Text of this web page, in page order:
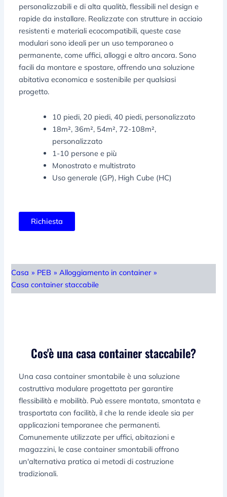
personalizzabili e di alta qualità, flessibili nel design e
rapide da installare. Realizzate con strutture in acciaio
resistenti e materiali ecocompatibili, queste case
modulari sono ideali per un uso temporaneo o
permanente, come uffici, alloggi e altro ancora. Sono
facili da montare e spostare, offrendo una soluzione
abitativa economica e sostenibile per qualsiasi
progetto.
10 piedi, 20 piedi, 40 piedi, personalizzato
18m², 36m², 54m², 72-108m²,
personalizzato
1-10 persone e più
Monostrato e multistrato
Uso generale (GP), High Cube (HC)
Richiesta
Casa » PEB » Alloggiamento in container »
Casa container staccabile
Cos'è una casa container staccabile?
Una casa container smontabile è una soluzione
costruttiva modulare progettata per garantire
flessibilità e mobilità. Può essere montata, smontata e
trasportata con facilità, il che la rende ideale sia per
applicazioni temporanee che permanenti.
Comunemente utilizzate per uffici, abitazioni e
magazzini, le case container smontabili offrono
un'alternativa pratica ai metodi di costruzione
tradizionali.